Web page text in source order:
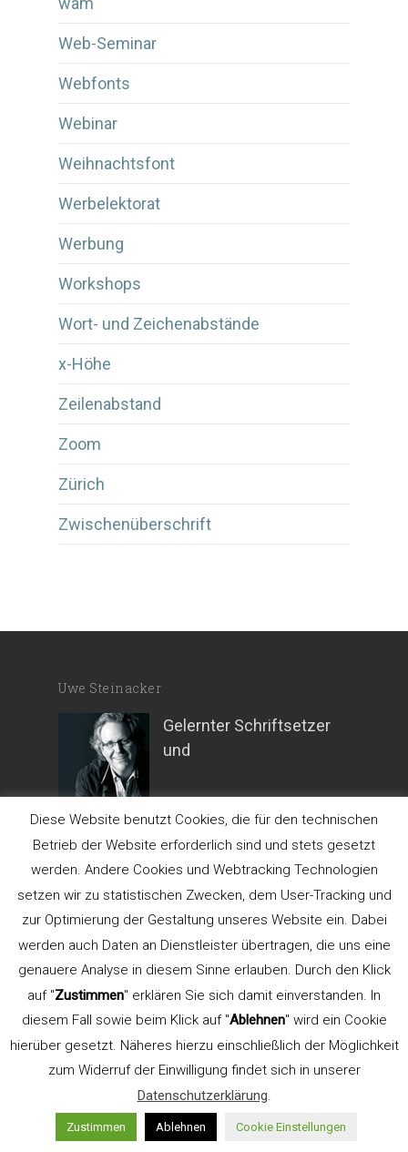
Web-Seminar
Webfonts
Webinar
Weihnachtsfont
Werbelektorat
Werbung
Workshops
Wort- und Zeichenabstände
x-Höhe
Zeilenabstand
Zoom
Zürich
Zwischenüberschrift
Uwe Steinacker
Gelernter Schriftsetzer
und
Kommunikationsdesigner. Gründer der
WerbeagenturLEHN.STEIN.
Lehrbeauftragter für Typografie an der
FH Düsseldorf, Fachbereich Design (bis
2015). Gründer und Seminarleiter
TypeSCHOOL.
Referent der AGD
Aus- und Weiterbildung
Diese Website benutzt Cookies, die für den technischen
Betrieb der Website erforderlich sind und stets gesetzt
werden. Andere Cookies und Webtracking Technologien
setzen wir zu statistischen Zwecken, dem User-Tracking und
zur Optimierung der Gestaltung unseres Website ein. Dabei
werden auch Daten an Dienstleister übertragen, die uns eine
genauere Analyse in diesem Sinne erlauben. Durch den Klick
auf "Zustimmen" erklären Sie sich damit einverstanden. In
diesem Fall sowie beim Klick auf "Ablehnen" wird ein Cookie
hierüber gesetzt. Näheres hierzu einschließlich der Möglichkeit
zum Widerruf der Einwilligung findet sich in unserer
Datenschutzerklärung.
Zustimmen Ablehnen Cookie Einstellungen